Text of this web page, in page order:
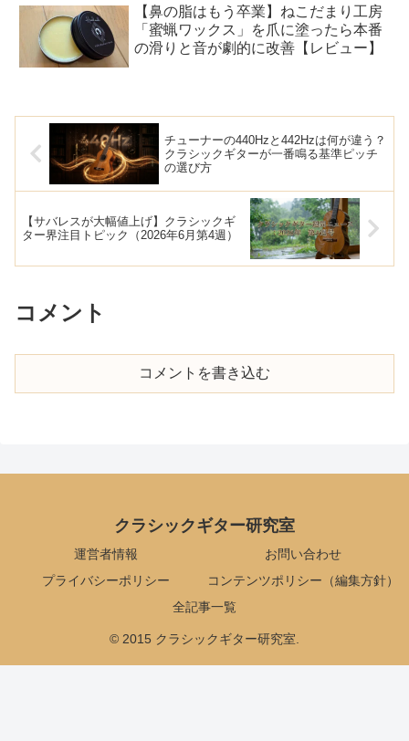
【鼻の脂はもう卒業】ねこだまり工房
「蜜蝋ワックス」を爪に塗ったら本番
の滑りと音が劇的に改善【レビュー】
チューナーの440Hzと442Hzは何が違う？
クラシックギターが一番鳴る基準ピッチ
の選び方
【サバレスが大幅値上げ】クラシックギ
ター界注目トピック（2026年6月第4週）
コメント
コメントを書き込む
クラシックギター研究室
運営者情報
お問い合わせ
プライバシーポリシー
コンテンツポリシー（編集方針）
全記事一覧
© 2015 クラシックギター研究室.